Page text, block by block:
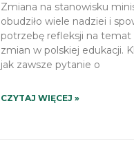
Zmiana na stanowisku
obudziło wiele nadziei i
potrzebę refleksji na temat
zmian w polskiej edukacji.
jak zawsze pytanie o
CZYTAJ WIĘCEJ »